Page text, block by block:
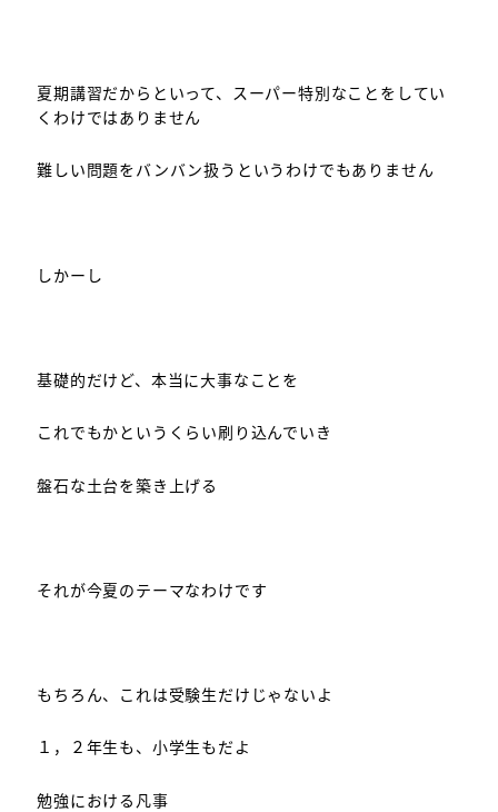
夏期講習だからといって、スーパー特別なことをしてい
くわけではありません
難しい問題をバンバン扱うというわけでもありません
しかーし
基礎的だけど、本当に大事なことを
これでもかというくらい刷り込んでいき
盤石な土台を築き上げる
それが今夏のテーマなわけです
もちろん、これは受験生だけじゃないよ
１，２年生も、小学生もだよ
勉強における凡事